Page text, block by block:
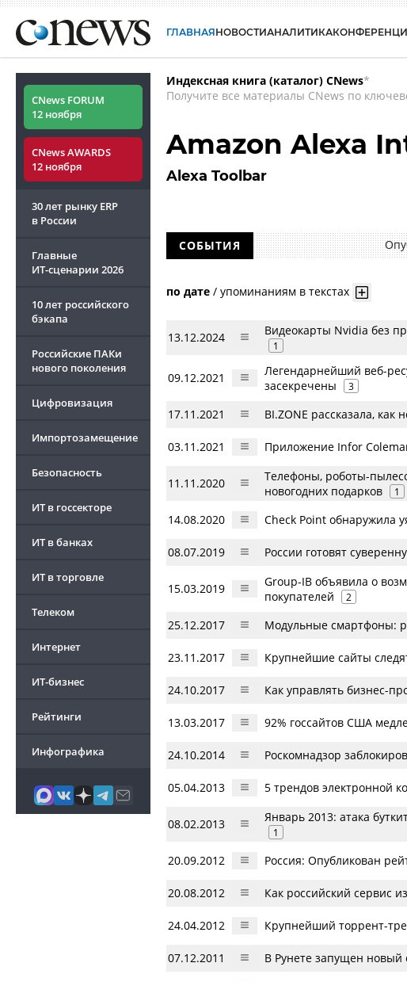
ГЛАВНАЯНОВОСТИАНАЛИТИКА
CNews FORUM
12 ноября
CNews AWARDS
12 ноября
30 лет рынку ERP
в России
Главные
ИТ-сценарии 2026
10 лет российского
бэкапа
Российские ПАКи
нового поколения
Цифровизация
Импортозамещение
Безопасность
ИТ в госсекторе
ИТ в банках
ИТ в торговле
Телеком
Интернет
ИТ-бизнес
Рейтинги
Инфографика
Индексная книга (каталог) CNews*
Получите все материалы CNews по
Amazon Alexa
Alexa Toolbar
СОБЫТИЯ
по дате / упоминаниям в текстах
13.12.2024 Видеокарты Nvidia без
1
09.12.2021
Легендарнейший веб-
засекречены
3
17.11.2021 BI.ZONE рассказала,
03.11.2021 Приложение Infor
11.11.2020
Телефоны, роботы-
новогодних подарков
1
14.08.2020 Check Point обнаружила
08.07.2019 России готовят
15.03.2019
Group-IB объявила о
покупателей
2
25.12.2017 Модульные смартфоны:
23.11.2017 Крупнейшие сайты
24.10.2017 Как управлять бизнес-
13.03.2017 92% госсайтов США
24.10.2014 Роскомнадзор
05.04.2013 5 трендов электронной
08.02.2013 Январь 2013: атака
1
20.09.2012 Россия: Опубликован
20.08.2012 Как российский сервис
24.04.2012 Крупнейший торрент-
07.12.2011 В Рунете запущен новый